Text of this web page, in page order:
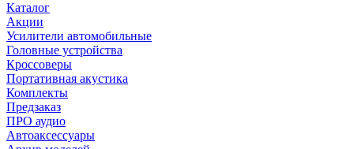
Каталог
Акции
Усилители автомобильные
Головные устройства
Кроссоверы
Портативная акустика
Комплекты
Предзаказ
ПРО аудио
Автоаксессуары